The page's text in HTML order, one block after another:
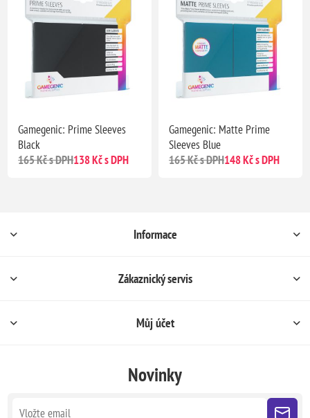
Gamegenic: Prime Sleeves
Black
165 Kč s DPH138 Kč s DPH
Gamegenic: Matte Prime
Sleeves Blue
165 Kč s DPH148 Kč s DPH
Informace
Zákaznický servis
Můj účet
Novinky